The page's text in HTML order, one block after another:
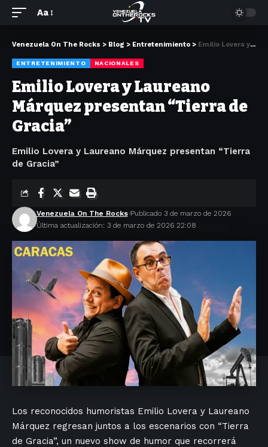
Aa
Venezuela On The Rocks > Blog > Entretenimiento > Emilio Lovera y Laureano Márquez presentan “Tierra de Gracia”
ENTRETENIMIENTO NACIONALES
Emilio Lovera y Laureano
Márquez presentan “Tierra de
Gracia”
Emilio Lovera y Laureano Márquez presentan “Tierra
de Gracia”
Última actualización: 3 de marzo de 2026 22:08
Venezuela On The Rocks Publicado 3 de marzo de 2026
Los reconocidos humoristas Emilio Lovera y Laureano
Márquez regresan juntos a los escenarios con “Tierra
de Gracia”, un nuevo show de humor que recorrerá